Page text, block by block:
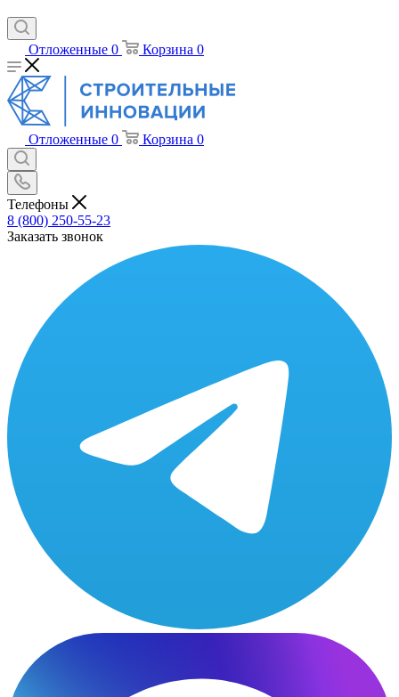
Отложенные 0 Корзина 0
Отложенные 0 Корзина 0
Телефоны
8 (800) 250-55-23
Заказать звонок